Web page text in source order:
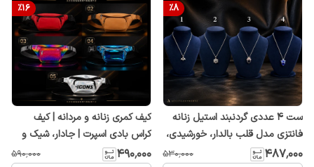
%8
ست ۴ عددی گردنبند استیل زنانه
فانتزی مدل قلب بالدار، خورشیدی،
قلب مشکی و قلب آبی | رنگ ثابت
۴۸۷٬۰۰۰ ۵۳۰٬۰۰۰
%16
کیف کمری زنانه و مردانه | کیف
کراس بادی اسپرت | جادار، شیک و
بند قابل تنظیم
۴۹۰٬۰۰۰ ۵۹۰٬۰۰۰